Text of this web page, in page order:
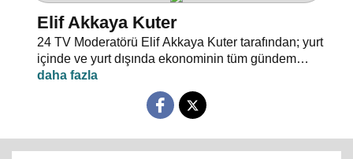
Elif Akkaya Kuter
24 TV Moderatörü Elif Akkaya Kuter tarafından; yurt
içinde ve yurt dışında ekonominin tüm gündem
maddeleri ve alanında uzman stüdyo konuklarıyla
sebep sonuç ilişkileri analiz ediliyor.